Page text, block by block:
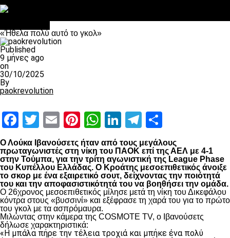
«Ήθελα πολύ αυτό το γκολ»
Published
9 μήνες ago
on
30/10/2025
By
paokrevolution
Facebook
Twitter
EmailPinterest
WhatsApp
LinkedIn
Telegram
Ο Λούκα Ιβανούσετς ήταν από τους μεγάλους
πρωταγωνιστές στη νίκη του ΠΑΟΚ επί της ΑΕΛ με 4-1
στην Τούμπα, για την τρίτη αγωνιστική της League Phase
του Κυπέλλου Ελλάδας. Ο Κροάτης μεσοεπιθετικός άνοιξε
το σκορ με ένα εξαιρετικό σουτ, δείχνοντας την ποιότητά
του και την αποφασιστικότητά του να βοηθήσει την ομάδα.
Ο 26χρονος μεσοεπιθετικός μίλησε μετά τη νίκη του Δικεφάλου
κόντρα στους «βυσσινί» και εξέφρασε τη χαρά του για το πρώτο
του γκολ με τα ασπρόμαυρα.
Μιλώντας στην κάμερα της COSMOTE TV, ο Ιβανούσετς
δήλωσε χαρακτηριστικά:
«Η μπάλα πήρε την τέλεια τροχιά και μπήκε ένα πολύ